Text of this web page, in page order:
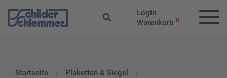
Login
Warenkorb 0
Startseite
Plaketten & Siegel